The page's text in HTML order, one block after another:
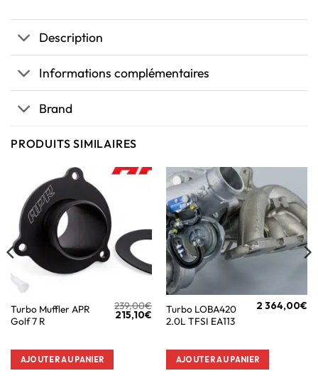
Description
Informations complémentaires
Brand
PRODUITS SIMILAIRES
Turbo Muffler APR
Golf 7 R
239,00€
215,10€
AJOUTER AU PANIER
Turbo LOBA420
2.0L TFSI EA113
2 364,00€
AJOUTER AU PANIER